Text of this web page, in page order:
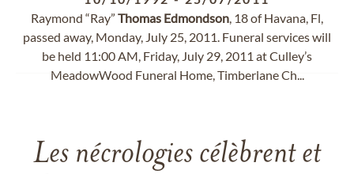
Raymond “Ray” Thomas Edmondson, 18 of Havana, Fl,
passed away, Monday, July 25, 2011. Funeral services will
be held 11:00 AM, Friday, July 29, 2011 at Culley’s
MeadowWood Funeral Home, Timberlane Ch...
Les nécrologies célèbrent et